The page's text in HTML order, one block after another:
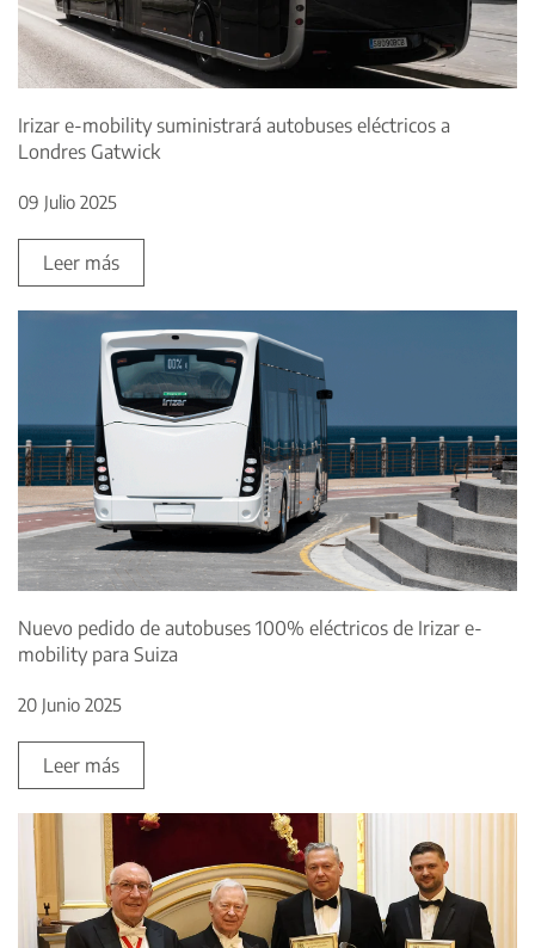
Irizar e-mobility suministrará autobuses eléctricos a
Londres Gatwick
09 Julio 2025
Leer más
Nuevo pedido de autobuses 100% eléctricos de Irizar e-
mobility para Suiza
20 Junio 2025
Leer más